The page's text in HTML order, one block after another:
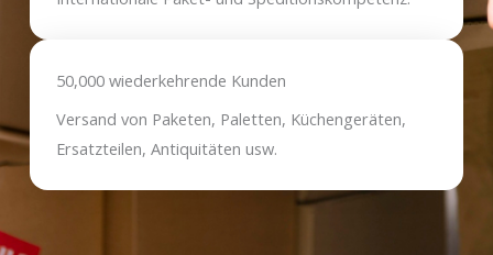
50,000 wiederkehrende Kunden
Versand von Paketen, Paletten, Küchengeräten,
Ersatzteilen, Antiquitäten usw.